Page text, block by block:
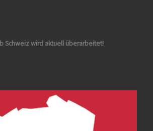
Schweiz wird aktuell überarbeitet!